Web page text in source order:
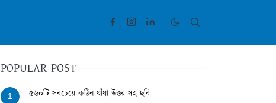
POPULAR POST
1 ৫৬০টি সবচেয়ে কঠিন ধাঁধা উত্তর সহ ছবি